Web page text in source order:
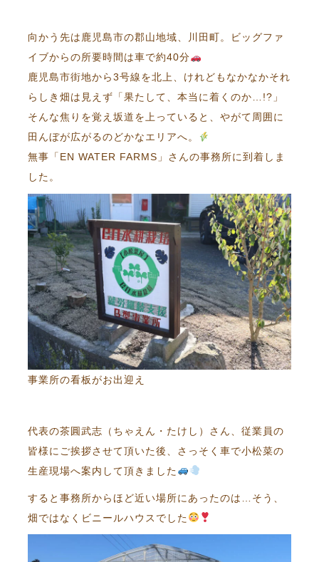
向かう先は鹿児島市の郡山地域、川田町。ビッグファ
イブからの所要時間は車で約40分
鹿児島市街地から3号線を北上、けれどもなかなかそれ
らしき畑は見えず「果たして、本当に着くのか…!?」
そんな焦りを覚え坂道を上っていると、やがて周囲に
田んぼが広がるのどかなエリアへ。
無事「EN WATER FARMS」さんの事務所に到着しま
した。
事業所の看板がお出迎え
代表の茶圓武志（ちゃえん・たけし）さん、従業員の
皆様にご挨拶させて頂いた後、さっそく車で小松菜の
生産現場へ案内して頂きました
すると事務所からほど近い場所にあったのは…そう、
畑ではなくビニールハウスでした